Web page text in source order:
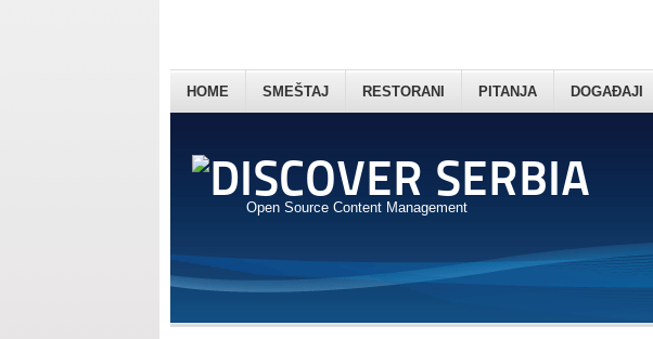
Open Source Content Management
HOME SMEŠTAJ RESTORANI PITANJA DOGAĐAJI